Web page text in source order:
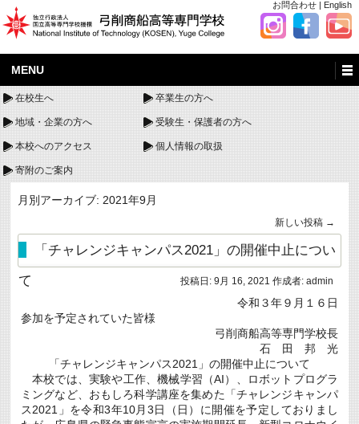
お問合わせ | English
MENU
在校生へ 卒業生の方へ
地域・企業の方へ 受験生・保護者の方へ
本校へのアクセス 個人情報の取扱
寄附のご案内
月別アーカイブ: 2021年9月
新しい投稿 →
「チャレンジキャンパス2021」の開催中止につい
て
投稿日: 9月 16, 2021 作成者: admin
令和３年９月１６日
参加を予定されていた皆様
弓削商船高等専門学校長
石 田 邦 光
「チャレンジキャンパス2021」の開催中止について
本校では、実験や工作、機械学習（AI）、ロボットプログラ
ミングなど、おもしろ科学講座を集めた「チャレンジキャンパ
ス2021」を令和3年10月3日（日）に開催を予定しておりまし